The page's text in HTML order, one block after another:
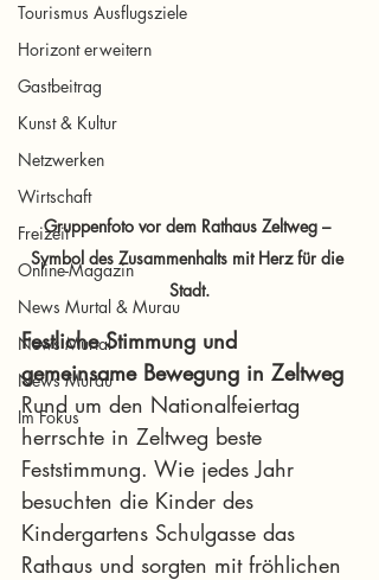
Tourismus Ausflugsziele
Horizont erweitern
Gastbeitrag
Kunst & Kultur
Netzwerken
Wirtschaft
Freizeit
Online-Magazin
News Murtal & Murau
News Murtal
News Murau
Im Fokus
Gruppenfoto vor dem Rathaus Zeltweg –
Symbol des Zusammenhalts mit Herz für die
Stadt.
Festliche Stimmung und
gemeinsame Bewegung in Zeltweg
Rund um den Nationalfeiertag
herrschte in Zeltweg beste
Feststimmung. Wie jedes Jahr
besuchten die Kinder des
Kindergartens Schulgasse das
Rathaus und sorgten mit fröhlichen